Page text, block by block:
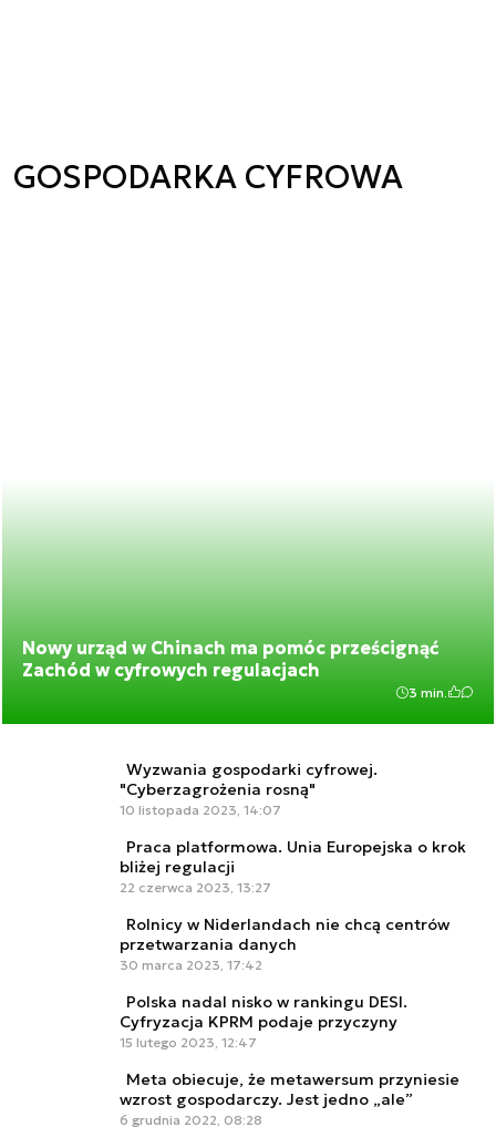
GOSPODARKA CYFROWA
Nowy urząd w Chinach ma pomóc prześcignąć
Zachód w cyfrowych regulacjach
3 min.
Wyzwania gospodarki cyfrowej.
"Cyberzagrożenia rosną"
10 listopada 2023, 14:07
Praca platformowa. Unia Europejska o krok
bliżej regulacji
22 czerwca 2023, 13:27
Rolnicy w Niderlandach nie chcą centrów
przetwarzania danych
30 marca 2023, 17:42
Polska nadal nisko w rankingu DESI.
Cyfryzacja KPRM podaje przyczyny
15 lutego 2023, 12:47
Meta obiecuje, że metawersum przyniesie
wzrost gospodarczy. Jest jedno „ale”
6 grudnia 2022, 08:28